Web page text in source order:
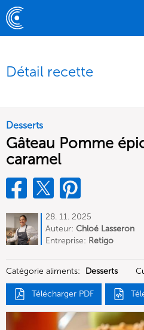
Détail recette
Desserts
Gâteau Pomme
caramel
28. 11. 2025
Auteur: Chloé Lasseron
Entreprise: Retigo
Catégorie aliments: Desserts
Télécharger PDF